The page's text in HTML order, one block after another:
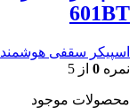
601BT
اسپیکر سقفی هوشمند
نمره 0 از 5
محصولات موجود